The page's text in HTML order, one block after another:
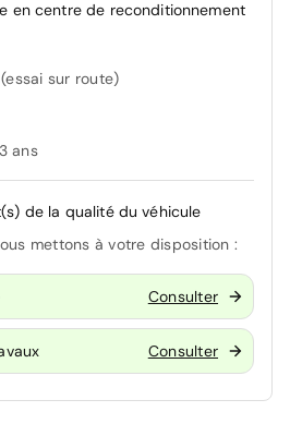
en centre de reconditionnement
sur route)
ans
de la qualité du véhicule
mettons à votre disposition :
Consulter
Consulter